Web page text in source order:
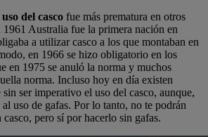
del casco fue más prematura en otros
1961 Australia fue la primera nación en
a utilizar casco a los que montaban en
en 1966 se hizo obligatorio en los
en 1975 se anuló la norma y muchos
norma. Incluso hoy en día existen
sin ser imperativo el uso del casco, aunque,
uso de gafas. Por lo tanto, no te podrán
pero sí por hacerlo sin gafas.